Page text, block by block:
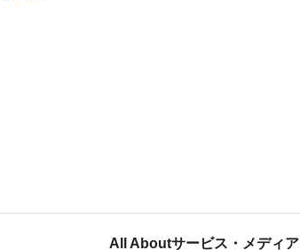
All Aboutサービス・メディア